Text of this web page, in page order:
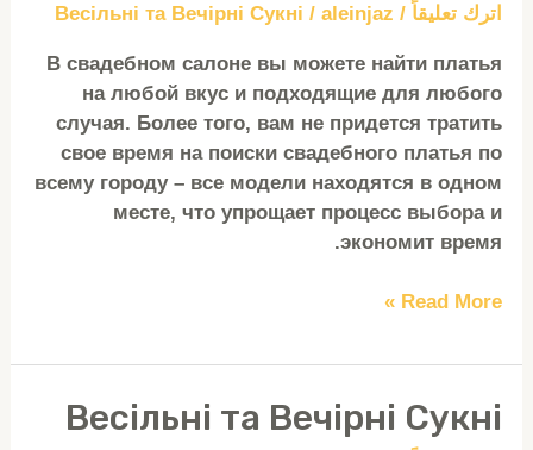
اترك تعليقاً /
Весільні та Вечірні Сукні / aleinjaz
В свадебном салоне вы можете найти платья
на любой вкус и подходящие для любого
случая. Более того, вам не придется тратить
свое время на поиски свадебного платья по
всему городу – все модели находятся в одном
месте, что упрощает процесс выбора и
экономит время.
Вечірні
Read More »
Весільні та Вечірні Сукні
Весільні